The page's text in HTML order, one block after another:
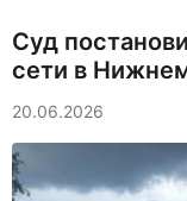
Суд
сети в
20.06.2026